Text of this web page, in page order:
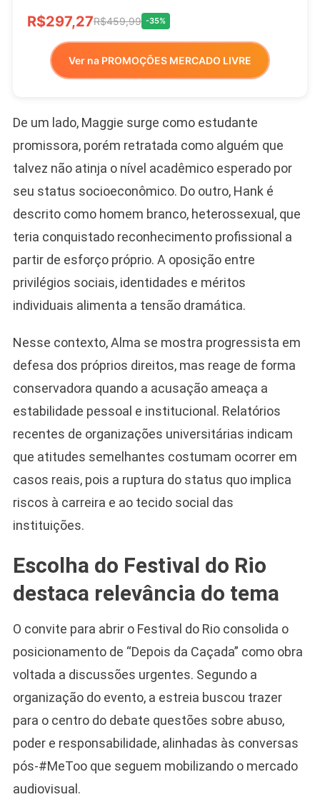
R$297,27R$459,99 -35%
Ver na PROMOÇÕES MERCADO LIVRE
De um lado, Maggie surge como estudante
promissora, porém retratada como alguém que
talvez não atinja o nível acadêmico esperado por
seu status socioeconômico. Do outro, Hank é
descrito como homem branco, heterossexual, que
teria conquistado reconhecimento profissional a
partir de esforço próprio. A oposição entre
privilégios sociais, identidades e méritos
individuais alimenta a tensão dramática.
Nesse contexto, Alma se mostra progressista em
defesa dos próprios direitos, mas reage de forma
conservadora quando a acusação ameaça a
estabilidade pessoal e institucional. Relatórios
recentes de organizações universitárias indicam
que atitudes semelhantes costumam ocorrer em
casos reais, pois a ruptura do status quo implica
riscos à carreira e ao tecido social das
instituições.
Escolha do Festival do Rio
destaca relevância do tema
O convite para abrir o Festival do Rio consolida o
posicionamento de “Depois da Caçada” como obra
voltada a discussões urgentes. Segundo a
organização do evento, a estreia buscou trazer
para o centro do debate questões sobre abuso,
poder e responsabilidade, alinhadas às conversas
pós-#MeToo que seguem mobilizando o mercado
audiovisual.